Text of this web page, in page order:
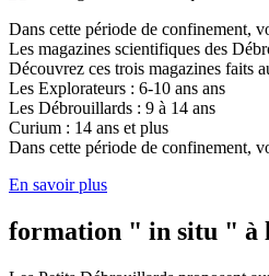
Dans cette période de confinement,
Les magazines scientifiques des
Découvrez ces trois magazines faits
Les Explorateurs : 6-10 ans ans
Les Débrouillards : 9 à 14 ans
Curium : 14 ans et plus
Dans cette période de confinement,
En savoir plus
formation " in situ " à